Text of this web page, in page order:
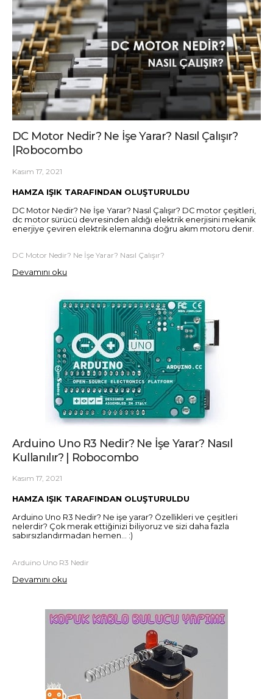
DC Motor Nedir? Ne İşe Yarar? Nasıl Çalışır?
|Robocombo
Kasım 17, 2021
HAMZA IŞIK TARAFINDAN OLUŞTURULDU
DC Motor Nedir? Ne İşe Yarar? Nasıl Çalışır? DC motor çeşitleri,
dc motor sürücü devresinden aldığı elektrik enerjisini mekanik
enerjiye çeviren elektrik elemanına doğru akım motoru denir.
DC Motor Nedir? Ne İşe Yarar? Nasıl Çalışır?
Devamını oku
Arduino Uno R3 Nedir? Ne İşe Yarar? Nasıl
Kullanılır? | Robocombo
Kasım 17, 2021
HAMZA IŞIK TARAFINDAN OLUŞTURULDU
Arduino Uno R3 Nedir? Ne işe yarar? Özellikleri ve çeşitleri
nelerdir? Çok merak ettiğinizi biliyoruz ve sizi daha fazla
sabırsızlandırmadan hemen... :)
Arduino Uno R3 Nedir
Devamını oku